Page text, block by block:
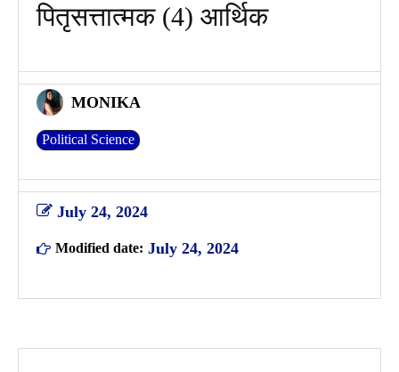
पितृसत्तात्मक (4) आर्थिक
MONIKA
Political Science
July 24, 2024
Modified date: July 24, 2024